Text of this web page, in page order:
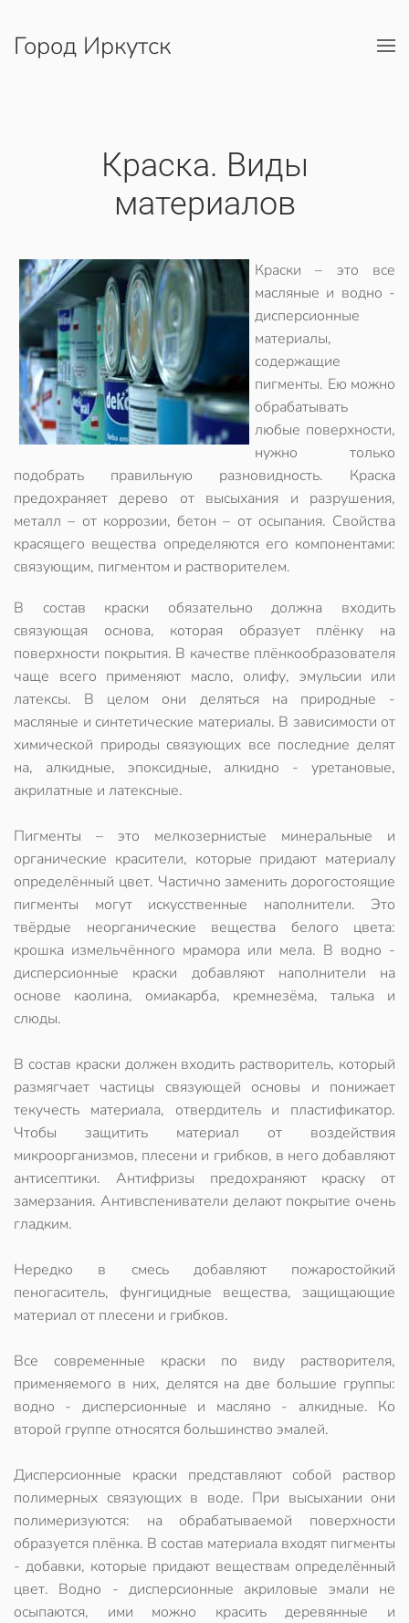
Перейти к содержимому
Город Иркутск
Краска. Виды
материалов
Краски – это все
масляные и водно -
дисперсионные
материалы,
содержащие
пигменты. Ею можно
обрабатывать
любые поверхности,
нужно только
подобрать правильную разновидность. Краска
предохраняет дерево от высыхания и разрушения,
металл – от коррозии, бетон – от осыпания. Свойства
красящего вещества определяются его компонентами:
связующим, пигментом и растворителем.
В состав краски обязательно должна входить
связующая основа, которая образует плёнку на
поверхности покрытия. В качестве плёнкообразователя
чаще всего применяют масло, олифу, эмульсии или
латексы. В целом они деляться на природные -
масляные и синтетические материалы. В зависимости от
химической природы связующих все последние делят
на, алкидные, эпоксидные, алкидно - уретановые,
акрилатные и латексные.
Пигменты – это мелкозернистые минеральные и
органические красители, которые придают материалу
определённый цвет. Частично заменить дорогостоящие
пигменты могут искусственные наполнители. Это
твёрдые неорганические вещества белого цвета:
крошка измельчённого мрамора или мела. В водно -
дисперсионные краски добавляют наполнители на
основе каолина, омиакарба, кремнезёма, талька и
слюды.
В состав краски должен входить растворитель, который
размягчает частицы связующей основы и понижает
текучесть материала, отвердитель и пластификатор.
Чтобы защитить материал от воздействия
микроорганизмов, плесени и грибков, в него добавляют
антисептики. Антифризы предохраняют краску от
замерзания. Антивспениватели делают покрытие очень
гладким.
Нередко в смесь добавляют пожаростойкий
пеногаситель, фунгицидные вещества, защищающие
материал от плесени и грибков.
Все современные краски по виду растворителя,
применяемого в них, делятся на две большие группы:
водно - дисперсионные и масляно - алкидные. Ко
второй группе относятся большинство эмалей.
Дисперсионные краски представляют собой раствор
полимерных связующих в воде. При высыхании они
полимеризуются: на обрабатываемой поверхности
образуется плёнка. В состав материала входят пигменты
- добавки, которые придают веществам определённый
цвет. Водно - дисперсионные акриловые эмали не
осыпаются, ими можно красить деревянные и